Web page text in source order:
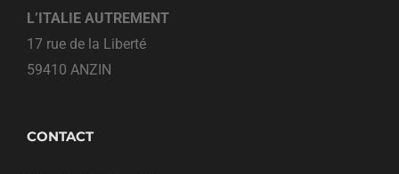
L’ITALIE AUTREMENT
17 rue de la Liberté
59410 ANZIN
CONTACT